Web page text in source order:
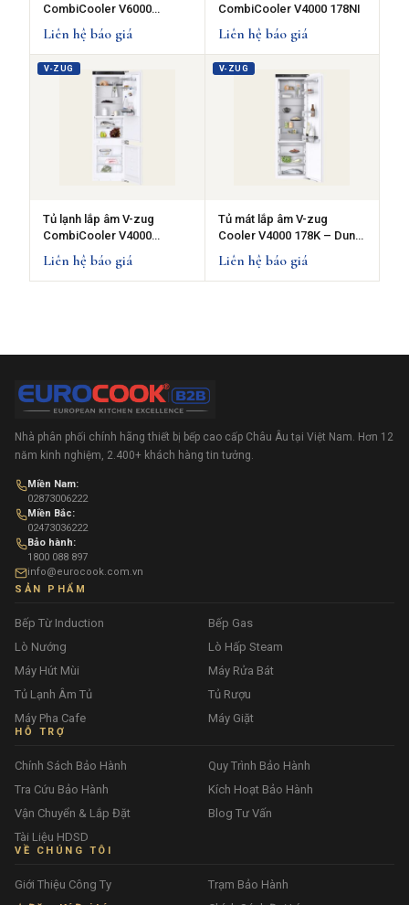
CombiCooler V6000
Supreme - Bản lề trái
Liên hệ báo giá
CombiCooler V4000 178NI
Liên hệ báo giá
V-ZUG
Tủ lạnh lắp âm V-zug
CombiCooler V4000
178KNI
Liên hệ báo giá
V-ZUG
Tủ mát lắp âm V-zug
Cooler V4000 178K – Dung
tích lớn 296 lít
Liên hệ báo giá
Nhà phân phối chính hãng thiết bị bếp cao cấp Châu Âu tại Việt Nam. Hơn 12
năm kinh nghiệm, 2.400+ khách hàng tin tưởng.
Miền Nam:
02873006222
Miền Bắc:
02473036222
Bảo hành:
1800 088 897
info@eurocook.com.vn
SẢN PHẨM
Bếp Từ Induction
Bếp Gas
Lò Nướng
Lò Hấp Steam
Máy Hút Mùi
Máy Rửa Bát
Tủ Lạnh Âm Tủ
Tủ Rượu
Máy Pha Cafe
Máy Giặt
HỖ TRỢ
Chính Sách Bảo Hành
Quy Trình Bảo Hành
Tra Cứu Bảo Hành
Kích Hoạt Bảo Hành
Vận Chuyển & Lắp Đặt
Blog Tư Vấn
Tài Liệu HDSD
VỀ CHÚNG TÔI
Giới Thiệu Công Ty
Trạm Bảo Hành